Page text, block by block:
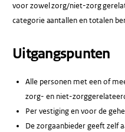
voor zowel zorg/niet-zorg
categorie aantallen en totalen
Uitgangspunten
Alle personen met een of
zorg- en niet-
Per vestiging en voor de
De zorgaanbieder geeft zelf